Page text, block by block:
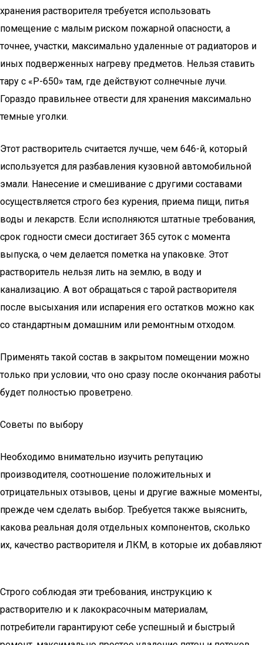
хранения растворителя требуется использовать
помещение с малым риском пожарной опасности, а
точнее, участки, максимально удаленные от радиаторов и
иных подверженных нагреву предметов. Нельзя ставить
тару с «Р-650» там, где действуют солнечные лучи.
Гораздо правильнее отвести для хранения максимально
темные уголки.
Этот растворитель считается лучше, чем 646-й, который
используется для разбавления кузовной автомобильной
эмали. Нанесение и смешивание с другими составами
осуществляется строго без курения, приема пищи, питья
воды и лекарств. Если исполняются штатные требования,
срок годности смеси достигает 365 суток с момента
выпуска, о чем делается пометка на упаковке. Этот
растворитель нельзя лить на землю, в воду и
канализацию. А вот обращаться с тарой растворителя
после высыхания или испарения его остатков можно как
со стандартным домашним или ремонтным отходом.
Применять такой состав в закрытом помещении можно
только при условии, что оно сразу после окончания работы
будет полностью проветрено.
Советы по выбору
Необходимо внимательно изучить репутацию
производителя, соотношение положительных и
отрицательных отзывов, цены и другие важные моменты,
прежде чем сделать выбор. Требуется также выяснить,
какова реальная доля отдельных компонентов, сколько
их, качество растворителя и ЛКМ, в которые их добавляют
Строго соблюдая эти требования, инструкцию к
растворителю и к лакокрасочным материалам,
потребители гарантируют себе успешный и быстрый